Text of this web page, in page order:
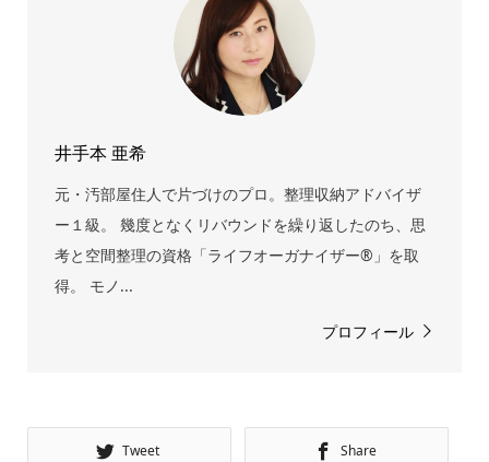
井手本 亜希
元・汚部屋住人で片づけのプロ。整理収納アドバイザ
ー１級。 幾度となくリバウンドを繰り返したのち、思
考と空間整理の資格「ライフオーガナイザー®」を取
得。 モノ...
プロフィール
Tweet Share